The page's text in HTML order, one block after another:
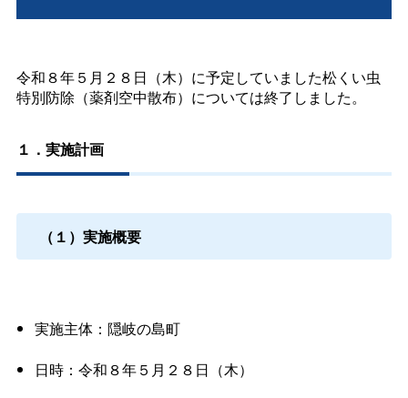
令和８年５月２８日（木）に予定していました松くい虫
特別防除（薬剤空中散布）については終了しました。
１．実施計画
（１）実施概要
実施主体：隠岐の島町
日時：令和８年５月２８日（木）